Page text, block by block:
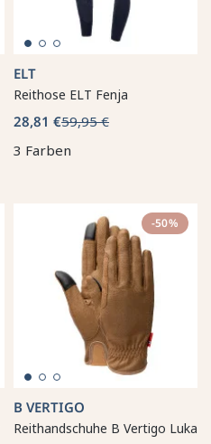
ELT
Reithose ELT Fenja
28,81 €59,95 €
3 Farben
-50%
B VERTIGO
Reithandschuhe B Vertigo Luka